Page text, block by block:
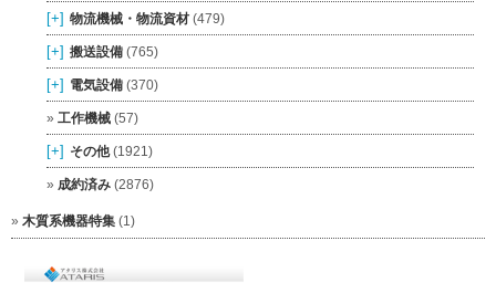
[+] 物流機械・物流資材 (479)
[+] 搬送設備 (765)
[+] 電気設備 (370)
工作機械 (57)
[+] その他(1921)
成約済み (2876)
木質系機器特集 (1)